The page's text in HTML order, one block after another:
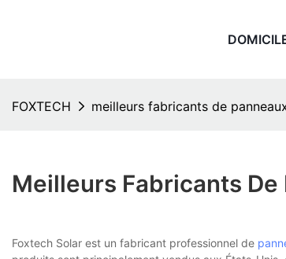
FOXTECH meilleurs fabricants de
Meilleurs Fabricants De
Foxtech Solar est un fabricant professionnel de